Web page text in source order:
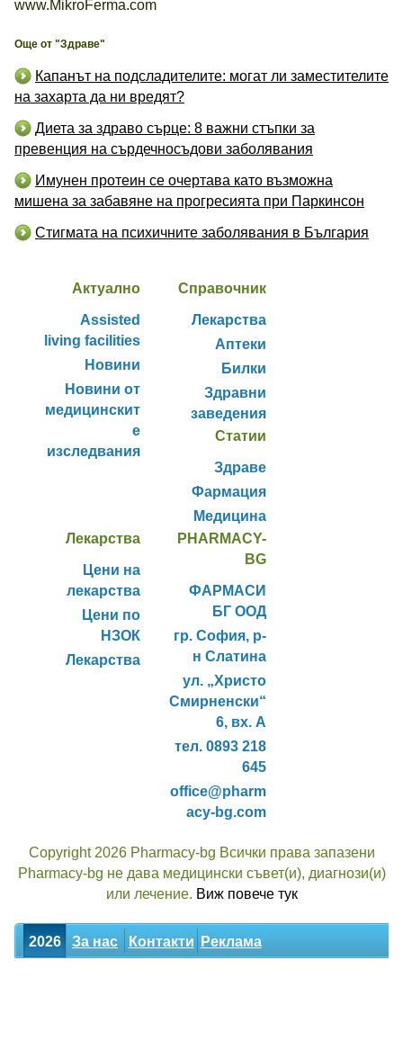
www.MikroFerma.com
Още от "Здраве"
Капанът на подсладителите: могат ли заместителите
на захарта да ни вредят?
Диета за здраво сърце: 8 важни стъпки за
превенция на сърдечносъдови заболявания
Имунен протеин се очертава като възможна
мишена за забавяне на прогресията при Паркинсон
Стигмата на психичните заболявания в България
Актуално
Assisted
living facilities
Новини
Новини от
медицинскит
е
изследвания
Справочник
Лекарства
Аптеки
Билки
Здравни
заведения
Статии
Здраве
Фармация
Медицина
Лекарства
Цени на
лекарства
Цени по
НЗОК
Лекарства
PHARMACY-
BG
ФАРМАСИ
БГ ООД
гр. София, р-
н Слатина
ул. „Христо
Смирненски“
6, вх. А
тел. 0893 218
645
office@pharm
acy-bg.com
Copyright 2026 Pharmacy-bg Всички права запазени
Pharmacy-bg не дава медицински съвет(и), диагнози(и)
или лечение. Виж повече тук
2026 За нас Контакти Реклама